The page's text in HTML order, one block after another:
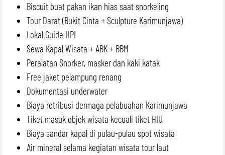
Biscuit buat pakan ikan hias saat snorkeling
Tour Darat (Bukit Cinta + Sculpture Karimunjawa)
Lokal Guide HPI
Sewa Kapal Wisata + ABK + BBM
Peralatan Snorker, masker dan kaki katak
Free jaket pelampung renang
Dokumentasi underwater
Biaya retribusi dermaga pelabuahan Karimunjawa
Tiket masuk objek wisata kecuali tiket HIU
Biaya sandar kapal di pulau-pulau spot wisata
Air mineral selama kegiatan wisata tour laut